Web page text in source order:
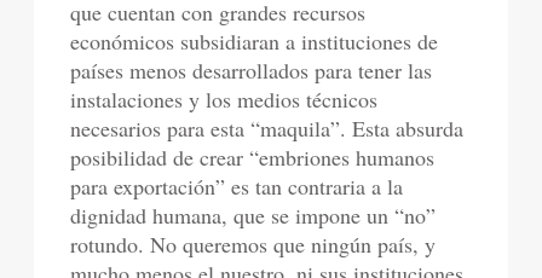
que cuentan con grandes recursos
económicos subsidiaran a instituciones de
países menos desarrollados para tener las
instalaciones y los medios técnicos
necesarios para esta “maquila”. Esta absurda
posibilidad de crear “embriones humanos
para exportación” es tan contraria a la
dignidad humana, que se impone un “no”
rotundo. No queremos que ningún país, y